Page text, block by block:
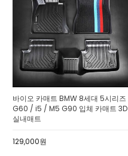
바이오 카매트 BMW 8세대 5시리즈
G60 / i5 / M5 G90 입체 카매트 3D
실내매트
129,000원